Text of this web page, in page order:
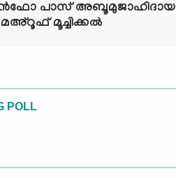
പാസ് അബൂമുജാഹിദായ
മൂച്ചിക്കല്‍
POLL